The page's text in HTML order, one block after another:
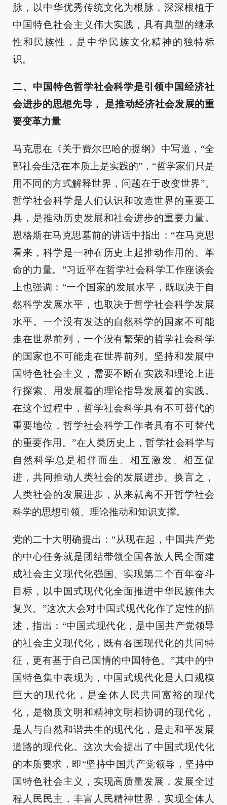
脉，以中华优秀传统文化为根脉，深深根植于
中国特色社会主义伟大实践，具有典型的继承
性和民族性，是中华民族文化精神的独特标
识。
二、中国特色哲学社会科学是引领中国经济社
会进步的思想先导， 是推动经济社会发展的重
要变革力量
马克思在《关于费尔巴哈的提纲》中写道，“全
部社会生活在本质上是实践的”，“哲学家们只是
用不同的方式解释世界，问题在于改变世界”。
哲学社会科学是人们认识和改造世界的重要工
具，是推动历史发展和社会进步的重要力量。
恩格斯在马克思墓前的讲话中指出：“在马克思
看来，科学是一种在历史上起推动作用的、革
命的力量。”习近平在哲学社会科学工作座谈会
上也强调：“一个国家的发展水平，既取决于自
然科学发展水平，也取决于哲学社会科学发展
水平。一个没有发达的自然科学的国家不可能
走在世界前列，一个没有繁荣的哲学社会科学
的国家也不可能走在世界前列。坚持和发展中
国特色社会主义，需要不断在实践和理论上进
行探索、用发展着的理论指导发展着的实践。
在这个过程中，哲学社会科学具有不可替代的
重要地位，哲学社会科学工作者具有不可替代
的重要作用。”在人类历史上，哲学社会科学与
自然科学总是相伴而生、相互激发、相互促
进，共同推动人类社会的发展进步。换言之，
人类社会的发展进步，从来就离不开哲学社会
科学的思想引领、理论推动和知识支撑。
党的二十大明确提出：“从现在起，中国共产党
的中心任务就是团结带领全国各族人民全面建
成社会主义现代化强国、实现第二个百年奋斗
目标，以中国式现代化全面推进中华民族伟大
复兴。”这次大会对中国式现代化作了定性的描
述，指出：“中国式现代化，是中国共产党领导
的社会主义现代化，既有各国现代化的共同特
征，更有基于自己国情的中国特色。”其中的中
国特色集中表现为，中国式现代化是人口规模
巨大的现代化，是全体人民共同富裕的现代
化，是物质文明和精神文明相协调的现代化，
是人与自然和谐共生的现代化，是走和平发展
道路的现代化。这次大会提出了中国式现代化
的本质要求，即“坚持中国共产党领导，坚持中
国特色社会主义，实现高质量发展，发展全过
程人民民主，丰富人民精神世界，实现全体人